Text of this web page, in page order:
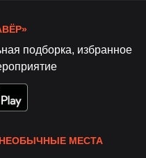
подборка, избранное
НЕОБЫЧНЫЕ МЕСТА